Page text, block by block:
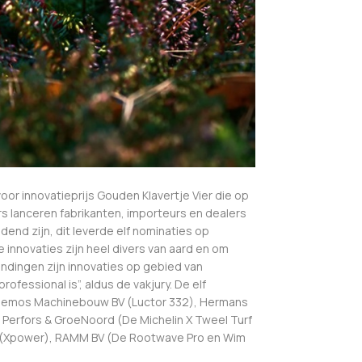
innovatieprijs Gouden Klavertje Vier die op
lanceren fabrikanten, importeurs en dealers
zijn, dit leverde elf nominaties op
zijn heel divers van aard en om
zijn innovaties op gebied van
is”, aldus de vakjury. De elf
Machinebouw BV (Luctor 332), Hermans
& GroeNoord (De Michelin X Tweel Turf
RAMM BV (De Rootwave Pro en Wim